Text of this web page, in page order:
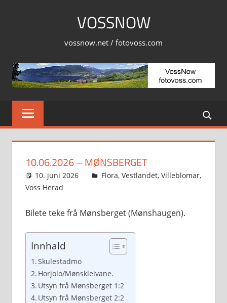
VOSSNOW
vossnow.net / fotovoss.com
10.06.2026 – MØNSBERGET
10. juni 2026 Svein
Flora, Vestlandet, Villeblomar,
Voss Herad
Bilete teke frå Mønsberget (Mønshaugen).
Innhald
Skulestadmo
Horjolo/Mønskleivane.
Utsyn frå Mønsberget 1:2
Utsyn frå Mønsberget 2:2